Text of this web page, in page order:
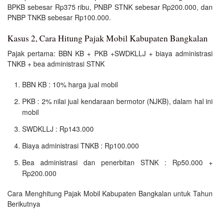
BPKB sebesar Rp375 ribu, PNBP STNK sebesar Rp200.000, dan
PNBP TNKB sebesar Rp100.000.
Kasus 2, Cara Hitung Pajak Mobil Kabupaten Bangkalan
Pajak pertama: BBN KB + PKB +SWDKLLJ + biaya administrasi
TNKB + bea administrasi STNK
BBN KB : 10% harga jual mobil
PKB : 2% nilai jual kendaraan bermotor (NJKB), dalam hal ini
mobil
SWDKLLJ : Rp143.000
Biaya administrasi TNKB : Rp100.000
Bea administrasi dan penerbitan STNK : Rp50.000 +
Rp200.000
Cara Menghitung Pajak Mobil Kabupaten Bangkalan untuk Tahun
Berikutnya